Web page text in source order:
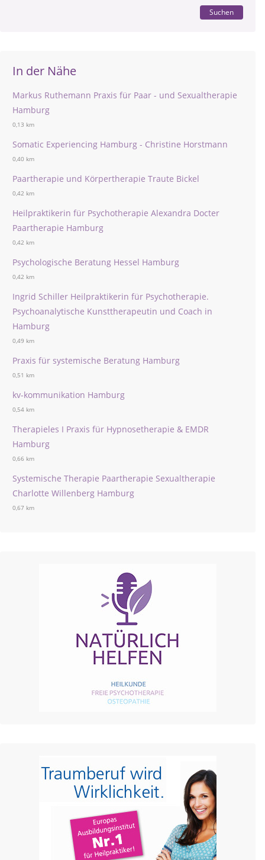
Suchen
In der Nähe
Markus Ruthemann Praxis für Paar - und Sexualtherapie
Hamburg
0,13 km
Somatic Experiencing Hamburg - Christine Horstmann
0,40 km
Paartherapie und Körpertherapie Traute Bickel
0,42 km
Heilpraktikerin für Psychotherapie Alexandra Docter
Paartherapie Hamburg
0,42 km
Psychologische Beratung Hessel Hamburg
0,42 km
Ingrid Schiller Heilpraktikerin für Psychotherapie.
Psychoanalytische Kunsttherapeutin und Coach in
Hamburg
0,49 km
Praxis für systemische Beratung Hamburg
0,51 km
kv-kommunikation Hamburg
0,54 km
Therapieles I Praxis für Hypnosetherapie & EMDR
Hamburg
0,66 km
Systemische Therapie Paartherapie Sexualtherapie
Charlotte Willenberg Hamburg
0,67 km